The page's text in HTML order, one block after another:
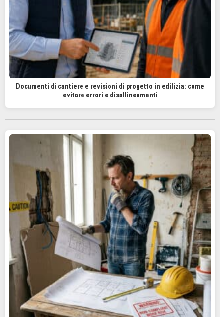
Documenti di cantiere e revisioni di progetto in edilizia: come
evitare errori e disallineamenti